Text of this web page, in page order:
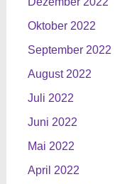
Oktober 2022
September 2022
August 2022
Juli 2022
Juni 2022
Mai 2022
April 2022